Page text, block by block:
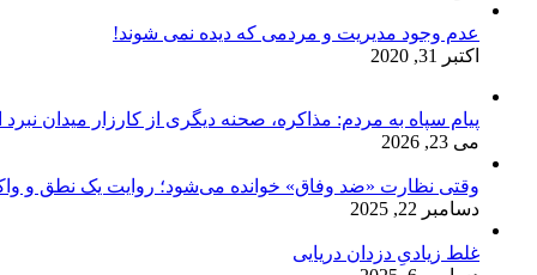
عدم وجود مدیریت و مردمی که دیده نمی شوند!
اکتبر 31, 2020
پیام سپاه به مردم: مذاکره، صحنه دیگری از کارزار میدان
می 23, 2026
وقتی نظارت «ضد وفاق» خوانده می‌شود؛ روایت یک نطق و
دسامبر 22, 2025
غلط زیادیِ دزدان دریایی